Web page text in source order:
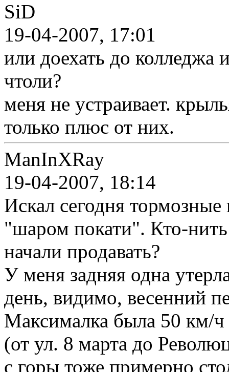
SiD
19-04-2007, 17:01
или доехать до колледжа
чтоли?
меня не устраивает.
только плюс от них.
ManInXRay
19-04-2007, 18:14
Искал сегодня
"шаром покати". Кто-нить
начали продавать?
У меня задняя одна
день, видимо, весенний
Максималка была 50 км/ч
(от ул. 8 марта до
с горы тоже примерно